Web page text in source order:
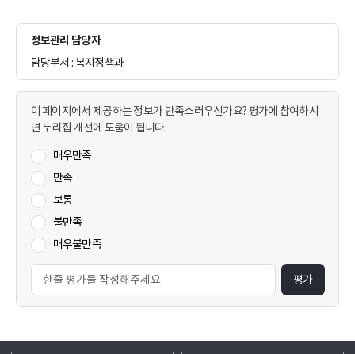
정보관리 담당자
담당부서 : 복지정책과
이 페이지에서 제공하는 정보가 만족스러우신가요? 평가에 참여하시
면 누리집 개선에 도움이 됩니다.
매우만족
만족
보통
불만족
매우불만족
평가